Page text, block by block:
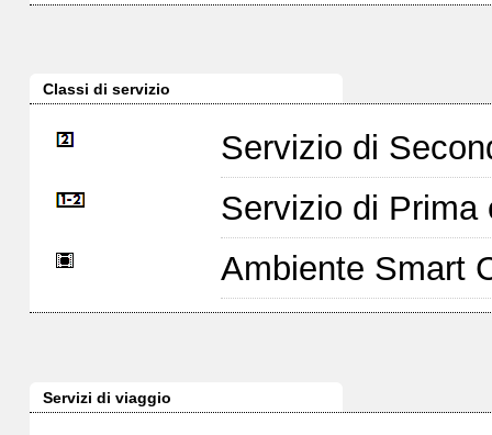
Classi di servizio
Servizio di
Servizio di Prima
Ambiente Smart
Servizi di viaggio